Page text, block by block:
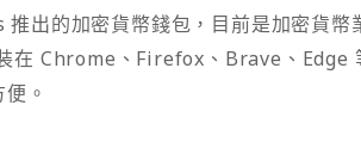
出的加密貨幣錢包，目前是加密貨幣
在 Chrome、Firefox、Brave、Edge
。